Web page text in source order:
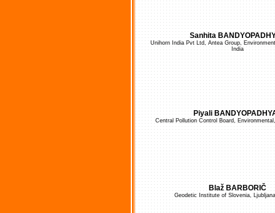
Sanhita
Unihorn India Pvt Ltd, Antea Group,
India
Piyali
Central Pollution Control Board,
Blaž BARBORIČ
Geodetic Institute of Slovenia,